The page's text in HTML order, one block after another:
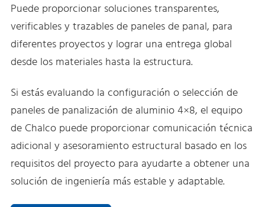
Puede proporcionar soluciones transparentes,
verificables y trazables de paneles de panal, para
diferentes proyectos y lograr una entrega global
desde los materiales hasta la estructura.
Si estás evaluando la configuración o selección de
paneles de panalización de aluminio 4×8, el equipo
de Chalco puede proporcionar comunicación técnica
adicional y asesoramiento estructural basado en los
requisitos del proyecto para ayudarte a obtener una
solución de ingeniería más estable y adaptable.